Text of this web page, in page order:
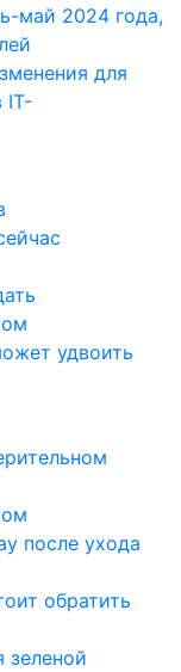
май 2024 года,
для
IT-
удвоить
после ухода
обратить
зеленой